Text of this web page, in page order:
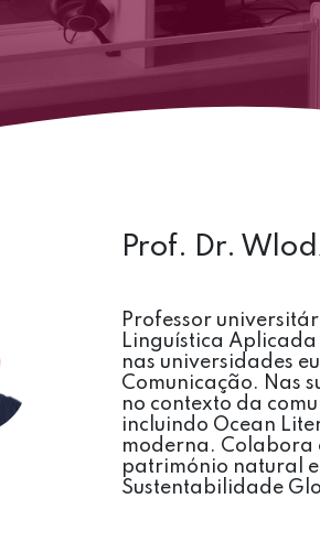
Prof. Dr.
Professor
Linguística
nas universidades
Comunicação. Nas
no contexto da
incluindo Ocean
moderna. Colabora
património natural
Sustentabilidade